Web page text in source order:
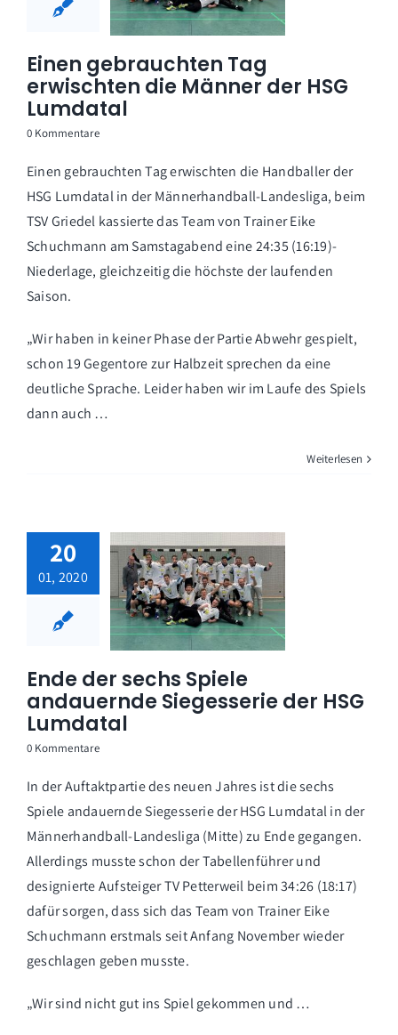
Einen gebrauchten Tag
erwischten die Männer der HSG
Lumdatal
0 Kommentare
Einen gebrauchten Tag erwischten die Handballer der
HSG Lumdatal in der Männerhandball-Landesliga, beim
TSV Griedel kassierte das Team von Trainer Eike
Schuchmann am Samstagabend eine 24:35 (16:19)-
Niederlage, gleichzeitig die höchste der laufenden
Saison.
„Wir haben in keiner Phase der Partie Abwehr gespielt,
schon 19 Gegentore zur Halbzeit sprechen da eine
deutliche Sprache. Leider haben wir im Laufe des Spiels
dann auch …
Weiterlesen
20
01, 2020
Ende der sechs Spiele
andauernde Siegesserie der HSG
Lumdatal
0 Kommentare
In der Auftaktpartie des neuen Jahres ist die sechs
Spiele andauernde Siegesserie der HSG Lumdatal in der
Männerhandball-Landesliga (Mitte) zu Ende gegangen.
Allerdings musste schon der Tabellenführer und
designierte Aufsteiger TV Petterweil beim 34:26 (18:17)
dafür sorgen, dass sich das Team von Trainer Eike
Schuchmann erstmals seit Anfang November wieder
geschlagen geben musste.
„Wir sind nicht gut ins Spiel gekommen und …